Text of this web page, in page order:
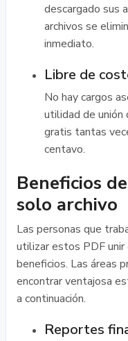
descargado sus
archivos se
inmediato.
Libre de
No hay cargos
utilidad de unión
gratis tantas
centavo.
Beneficios
solo archivo
Las personas que
utilizar estos PDF
beneficios. Las áreas
encontrar ventajosa
a continuación.
Reportes